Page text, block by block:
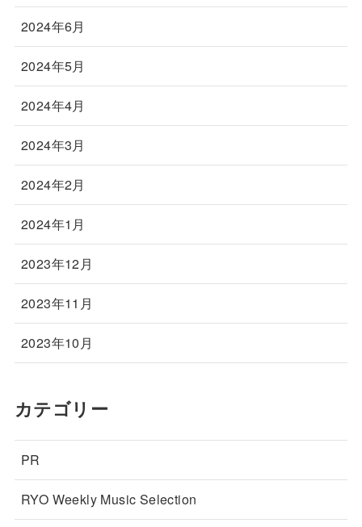
2024年6月
2024年5月
2024年4月
2024年3月
2024年2月
2024年1月
2023年12月
2023年11月
2023年10月
カテゴリー
PR
RYO Weekly Music Selection